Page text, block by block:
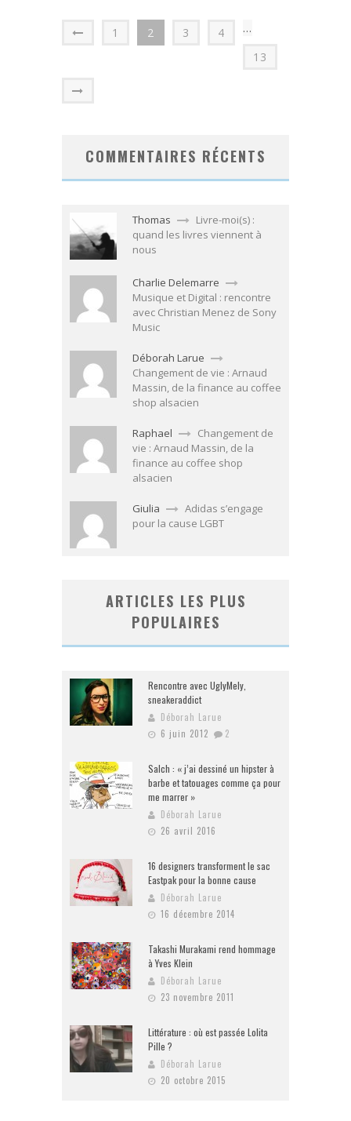
1 2 3 4
…
13
COMMENTAIRES RÉCENTS
Thomas
Livre-moi(s) :
quand les livres viennent à
nous
Charlie Delemarre
Musique et Digital : rencontre
avec Christian Menez de Sony
Music
Déborah Larue
Changement de vie : Arnaud
Massin, de la finance au coffee
shop alsacien
Raphael
Changement de
vie : Arnaud Massin, de la
finance au coffee shop
alsacien
Giulia
Adidas s’engage
pour la cause LGBT
ARTICLES LES PLUS
POPULAIRES
Rencontre avec UglyMely,
sneakeraddict
Déborah Larue
6 juin 2012
2
Salch : « j’ai dessiné un hipster à
barbe et tatouages comme ça pour
me marrer »
Déborah Larue
26 avril 2016
16 designers transforment le sac
Eastpak pour la bonne cause
Déborah Larue
16 décembre 2014
Takashi Murakami rend hommage
à Yves Klein
Déborah Larue
23 novembre 2011
Littérature : où est passée Lolita
Pille ?
Déborah Larue
20 octobre 2015